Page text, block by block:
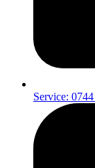
Service: